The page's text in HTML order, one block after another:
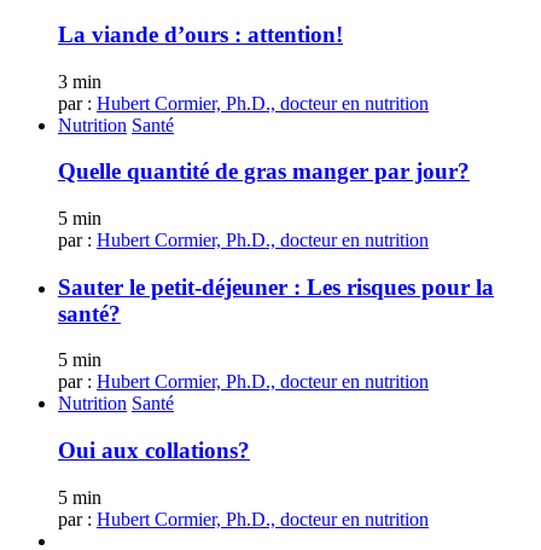
La viande d’ours : attention!
3 min
par : Hubert Cormier, Ph.D., docteur en nutrition
Nutrition Santé
Quelle quantité de gras manger par jour?
5 min
par : Hubert Cormier, Ph.D., docteur en nutrition
Sauter le petit-déjeuner : Les risques pour la
santé?
5 min
par : Hubert Cormier, Ph.D., docteur en nutrition
Nutrition Santé
Oui aux collations?
5 min
par : Hubert Cormier, Ph.D., docteur en nutrition